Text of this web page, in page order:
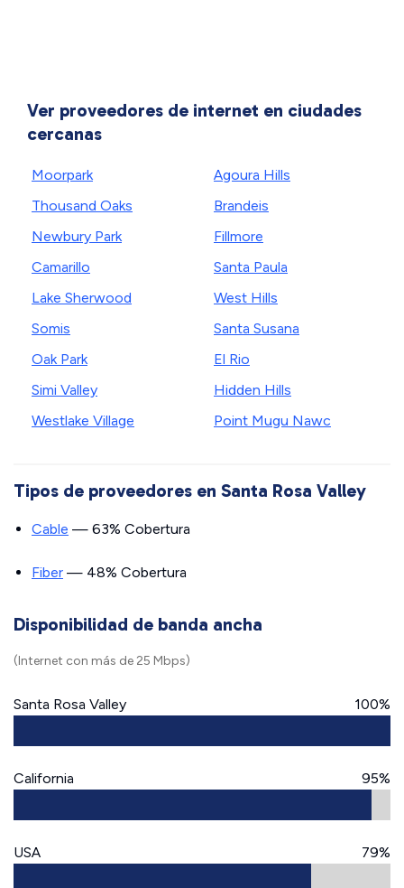
Ver proveedores de internet en ciudades
cercanas
Moorpark
Thousand Oaks
Newbury Park
Camarillo
Lake Sherwood
Somis
Oak Park
Simi Valley
Westlake Village
Agoura Hills
Brandeis
Fillmore
Santa Paula
West Hills
Santa Susana
El Rio
Hidden Hills
Point Mugu Nawc
Tipos de proveedores en Santa Rosa Valley
Cable — 63% Cobertura
Fiber — 48% Cobertura
Disponibilidad de banda ancha
(Internet con más de 25 Mbps)
Santa Rosa Valley 100%
California 95%
USA 79%